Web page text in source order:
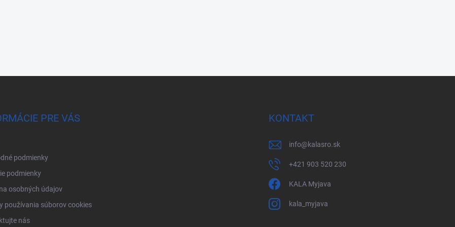
PRE VÁS
podmienky
podmienky
osobných údajov
používania súborov cookies
nás
KONTAKT
info@kalasro.sk
+421 903 520 230
KALA Myjava
kala_myjava